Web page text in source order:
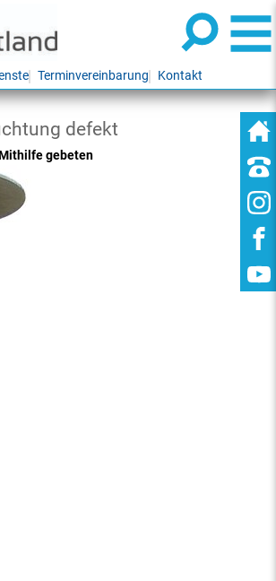
Terminvereinbarung Kontakt
defekt
gebeten